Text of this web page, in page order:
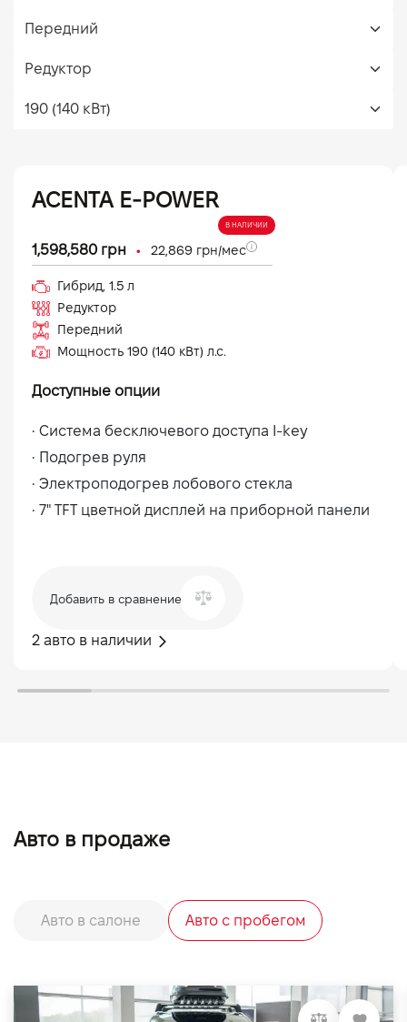
ACENTA E-POWER
В НАЛИЧИИ
1,598,580 грн • 22,869 грн/мес
Гибрид, 1.5 л
Редуктор
Передний
Мощность 190 (140 кВт) л.с.
Доступные опции
• Система бесключевого доступа I-key
• Подогрев руля
• Электроподогрев лобового стекла
• 7" TFT цветной дисплей на приборной панели
2 авто в наличии
Добавить в сравнение
Авто в продаже
Авто в салоне Авто с пробегом